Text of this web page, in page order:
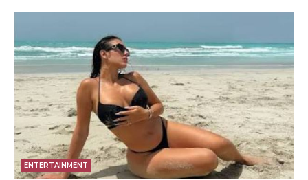
ENTERTAINMENT